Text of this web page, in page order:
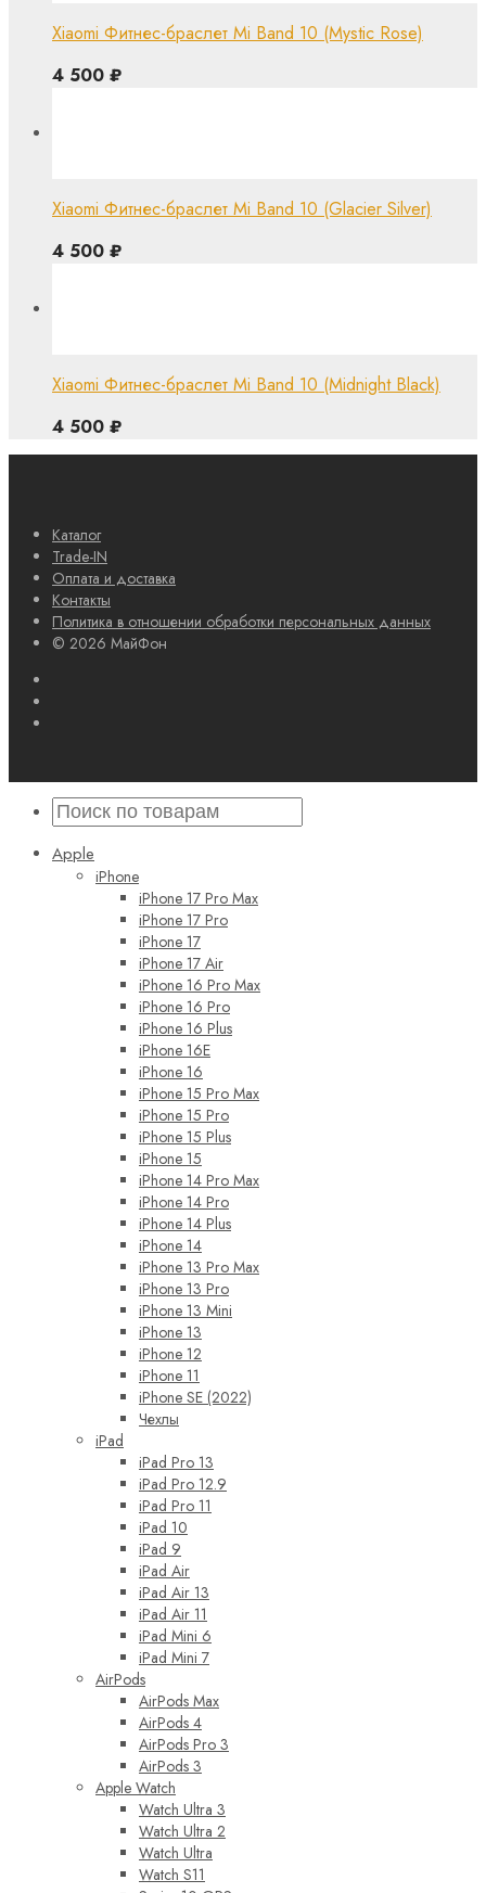
Xiaomi Фитнес-браслет Mi Band 10 (Mystic Rose)
4 500 ₽
Xiaomi Фитнес-браслет Mi Band 10 (Glacier Silver)
4 500 ₽
Xiaomi Фитнес-браслет Mi Band 10 (Midnight Black)
4 500 ₽
Каталог
Trade-IN
Оплата и доставка
Контакты
Политика в отношении обработки персональных данных
© 2026 МайФон
Apple
iPhone
iPhone 17 Pro Max
iPhone 17 Pro
iPhone 17
iPhone 17 Air
iPhone 16 Pro Max
iPhone 16 Pro
iPhone 16 Plus
iPhone 16E
iPhone 16
iPhone 15 Pro Max
iPhone 15 Pro
iPhone 15 Plus
iPhone 15
iPhone 14 Pro Max
iPhone 14 Pro
iPhone 14 Plus
iPhone 14
iPhone 13 Pro Max
iPhone 13 Pro
iPhone 13 Mini
iPhone 13
iPhone 12
iPhone 11
iPhone SE (2022)
Чехлы
iPad
iPad Pro 13
iPad Pro 12.9
iPad Pro 11
iPad 10
iPad 9
iPad Air
iPad Air 13
iPad Air 11
iPad Mini 6
iPad Mini 7
AirPods
AirPods Max
AirPods 4
AirPods Pro 3
AirPods 3
Apple Watch
Watch Ultra 3
Watch Ultra 2
Watch Ultra
Watch S11